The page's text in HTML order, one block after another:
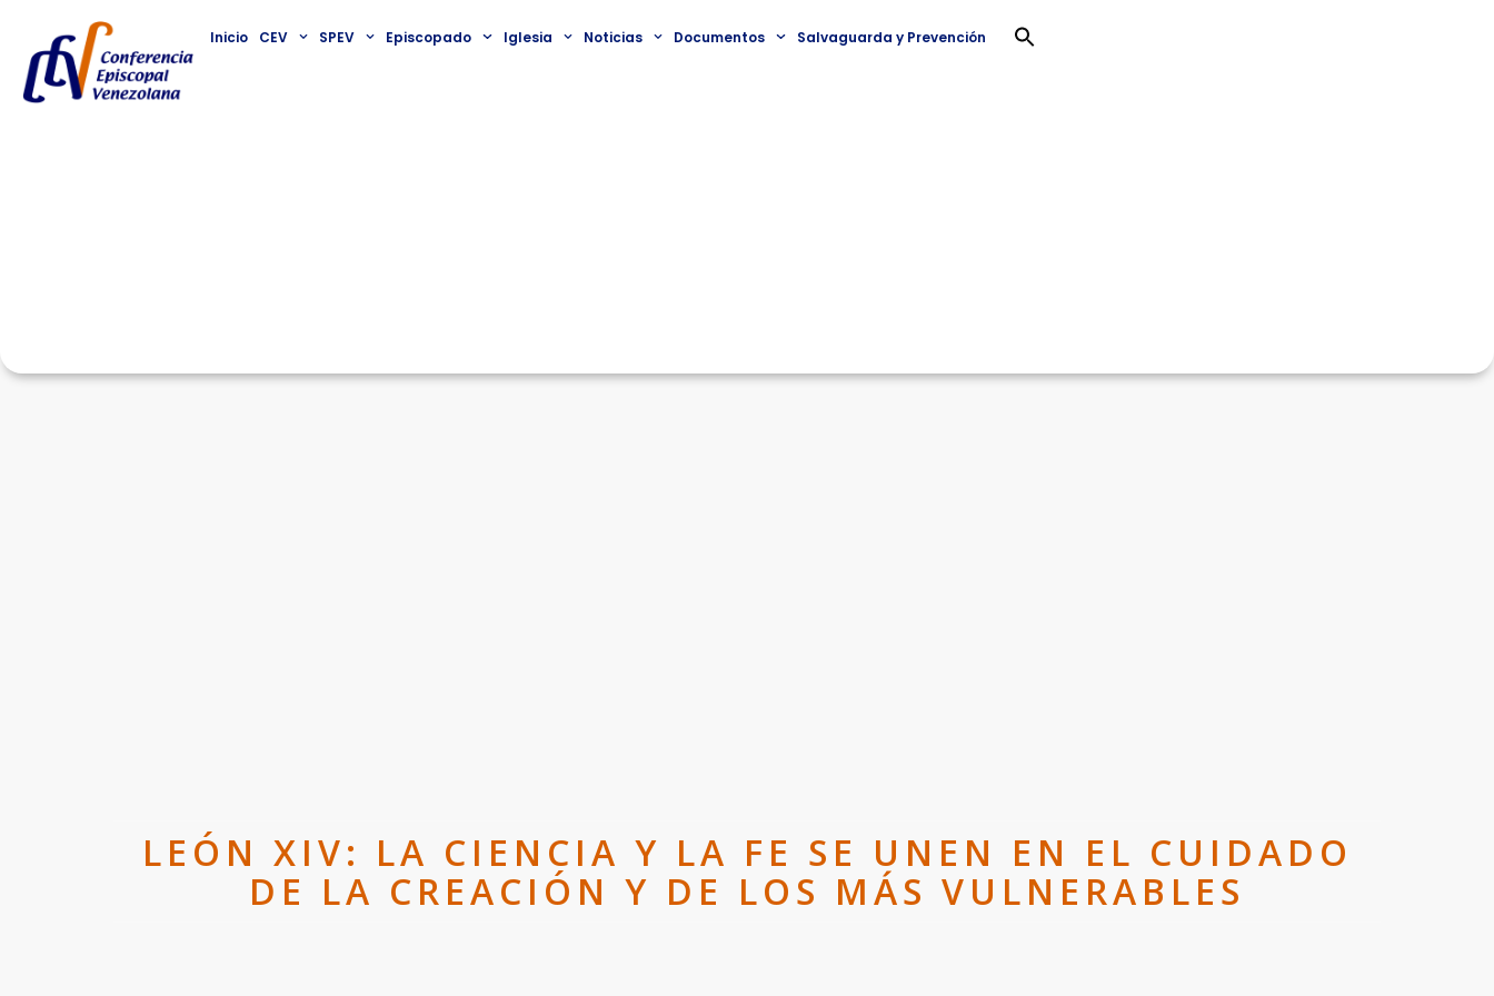
Inicio CEV SPEV Episcopado Iglesia Noticias Documentos Salvaguarda y Prevención
LEÓN XIV: LA CIENCIA Y LA FE SE UNEN EN EL CUIDADO
DE LA CREACIÓN Y DE LOS MÁS VULNERABLES